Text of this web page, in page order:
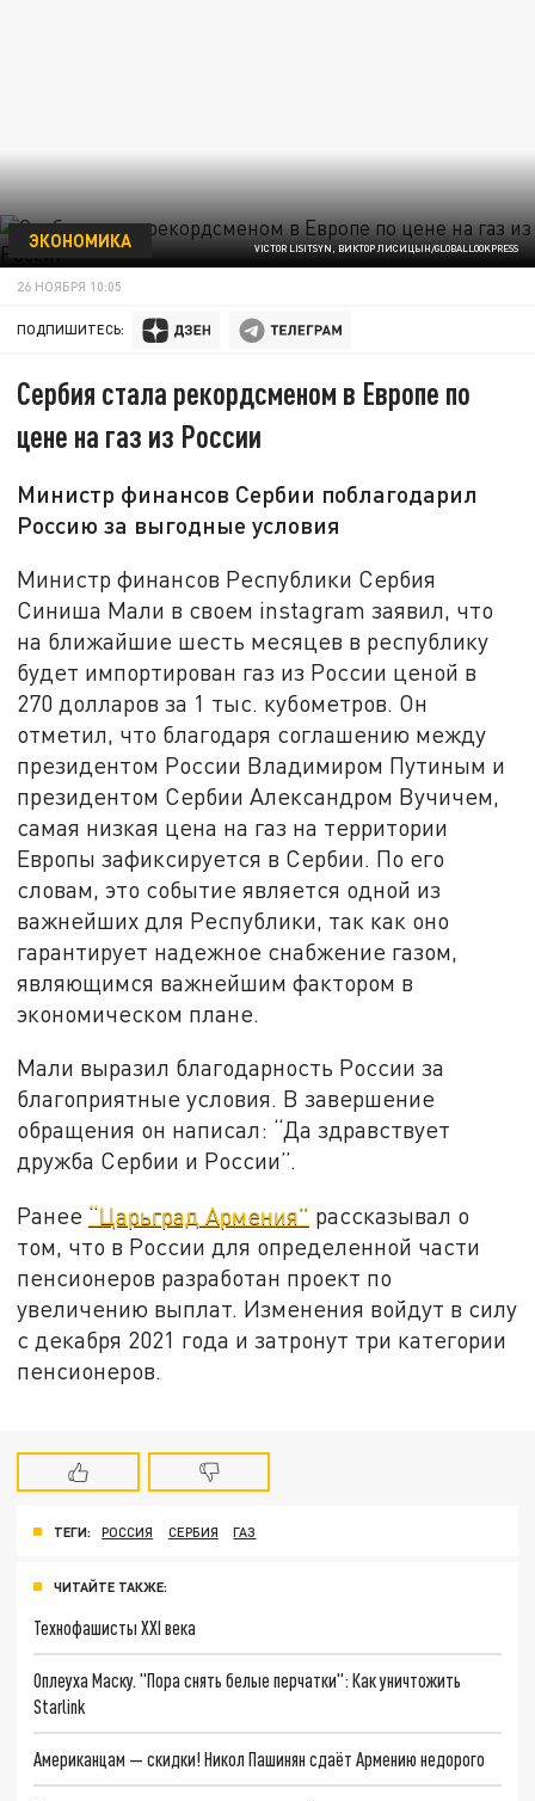
VICTOR LISITSYN, ВИКТОР ЛИСИЦЫН/GLOBALLOOKPRESS
ЭКОНОМИКА
26 НОЯБРЯ 10:05
ПОДПИШИТЕСЬ:
Сербия стала рекордсменом в Европе по
цене на газ из России
Министр финансов Сербии поблагодарил
Россию за выгодные условия
Министр финансов Республики Сербия
Синиша Мали в своем instagram заявил, что
на ближайшие шесть месяцев в республику
будет импортирован газ из России ценой в
270 долларов за 1 тыс. кубометров. Он
отметил, что благодаря соглашению между
президентом России Владимиром Путиным и
президентом Сербии Александром Вучичем,
самая низкая цена на газ на территории
Европы зафиксируется в Сербии. По его
словам, это событие является одной из
важнейших для Республики, так как оно
гарантирует надежное снабжение газом,
являющимся важнейшим фактором в
экономическом плане.
Мали выразил благодарность России за
благоприятные условия. В завершение
обращения он написал: “Да здравствует
дружба Сербии и России”.
Ранее “Царьград Армения” рассказывал о
том, что в России для определенной части
пенсионеров разработан проект по
увеличению выплат. Изменения войдут в силу
с декабря 2021 года и затронут три категории
пенсионеров.
ТЕГИ: РОССИЯ СЕРБИЯ ГАЗ
ЧИТАЙТЕ ТАКЖЕ:
Технофашисты XXI века
Оплеуха Маску. "Пора снять белые перчатки": Как уничтожить
Starlink
Американцам — скидки! Никол Пашинян сдаёт Армению недорого